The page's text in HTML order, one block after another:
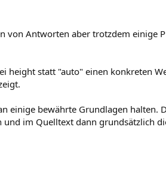
von Antworten aber trotzdem einige
height statt "auto" einen konkreten
einige bewährte Grundlagen halten.
im Quelltext dann grundsätzlich